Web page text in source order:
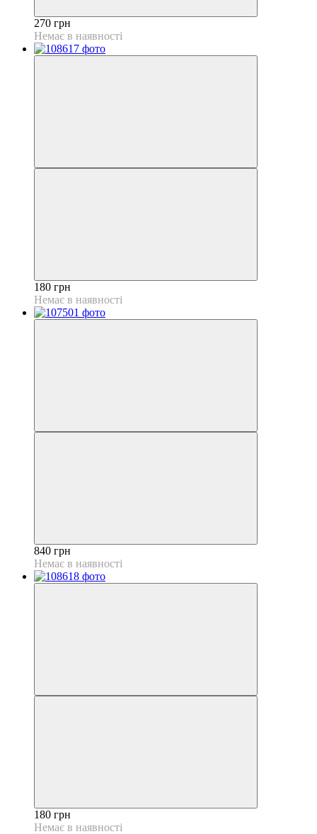
270 грн
Немає в наявності
180 грн
Немає в наявності
840 грн
Немає в наявності
180 грн
Немає в наявності